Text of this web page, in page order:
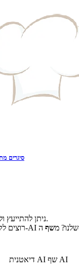
סיגרים
ניתן להתייעץ ולקבל משוב על המתכון.
רוצים
ה-AI שלנו? משף
דיאטנית AI שף AI